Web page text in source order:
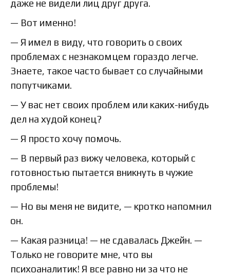
даже не видели лиц друг друга.
— Вот именно!
— Я имел в виду, что говорить о своих
проблемах с незнакомцем гораздо легче.
Знаете, такое часто бывает со случайными
попутчиками.
— У вас нет своих проблем или каких-нибудь
дел на худой конец?
— Я просто хочу помочь.
— В первый раз вижу человека, который с
готовностью пытается вникнуть в чужие
проблемы!
— Но вы меня не видите, — кротко напомнил
он.
— Какая разница! — не сдавалась Джейн. —
Только не говорите мне, что вы
психоаналитик! Я все равно ни за что не